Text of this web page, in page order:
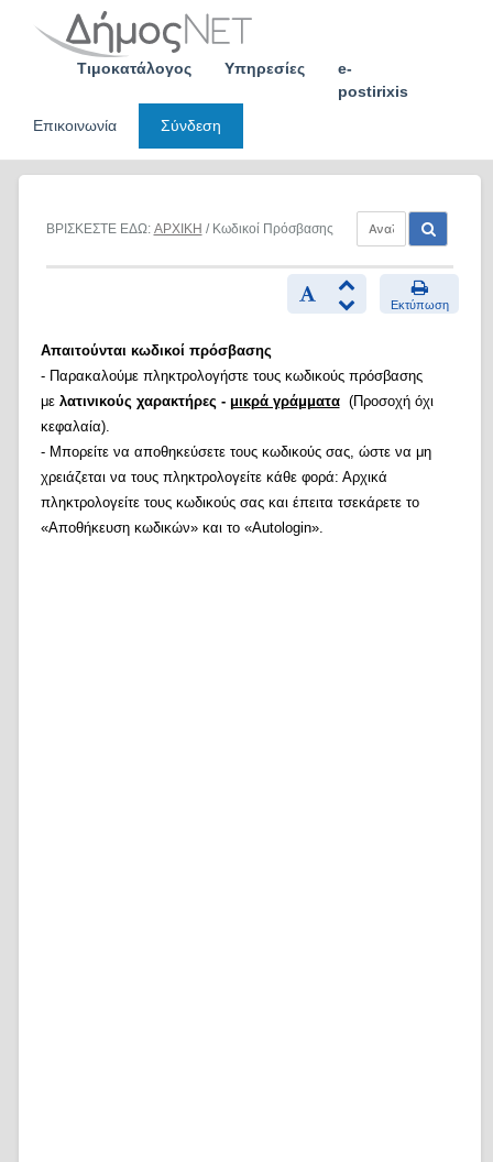
Τιμοκατάλογος Υπηρεσίες
e-
postirixis
Επικοινωνία
Σύνδεση
ΒΡΙΣΚΕΣΤΕ ΕΔΩ: ΑΡΧΙΚΗ / Κωδικοί Πρόσβασης
Εκτύπωση
Απαιτούνται κωδικοί πρόσβασης
- Παρακαλούμε πληκτρολογήστε τους κωδικούς πρόσβασης
με λατινικούς χαρακτήρες - μικρά γράμματα(Προσοχή όχι
κεφαλαία).
- Μπορείτε να αποθηκεύσετε τους κωδικούς σας, ώστε να μη
χρειάζεται να τους πληκτρολογείτε κάθε φορά: Αρχικά
πληκτρολογείτε τους κωδικούς σας και έπειτα τσεκάρετε το
«Αποθήκευση κωδικών» και το «Autologin».